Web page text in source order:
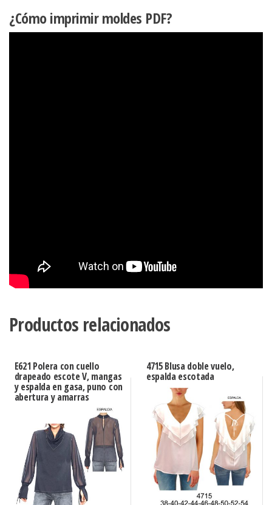
¿Cómo imprimir moldes PDF?
Productos relacionados
E621 Polera con cuello
drapeado escote V, mangas
y espalda en gasa, puno con
abertura y amarras
4715 Blusa doble vuelo,
espalda escotada